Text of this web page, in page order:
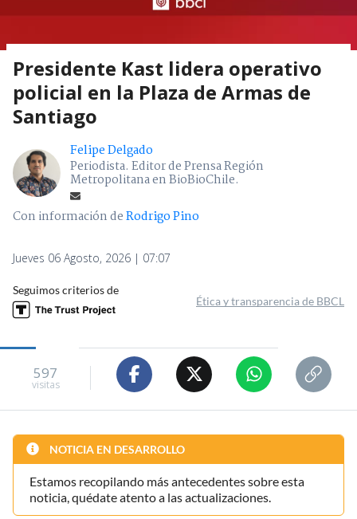
Presidente Kast lidera operativo
policial en la Plaza de Armas de
Santiago
Felipe Delgado
Periodista. Editor de Prensa Región
Metropolitana en BioBioChile.
Con información deRodrigo Pino
Jueves 06 Agosto, 2026 | 07:07
Seguimos criterios de
Ética y transparencia de BBCL
597
visitas
NOTICIA EN DESARROLLO
Estamos recopilando más antecedentes sobre esta
noticia, quédate atento a las actualizaciones.